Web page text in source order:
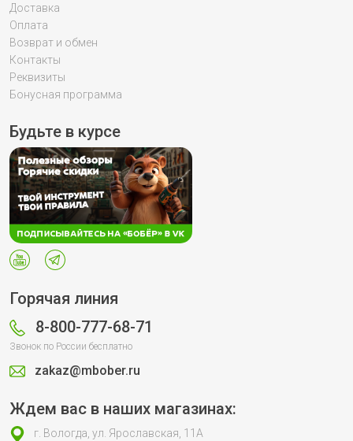
Доставка
Оплата
Возврат и обмен
Контакты
Реквизиты
Бонусная программа
Будьте в курсе
Горячая линия
8-800-777-68-71
Звонок по России бесплатно
zakaz@mbober.ru
Ждем вас в наших магазинах:
г. Вологда, ул. Ярославская, 11А